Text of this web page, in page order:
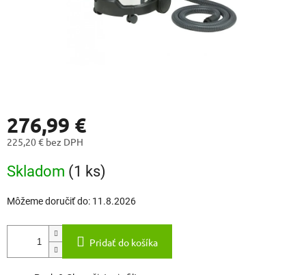
276,99 €
225,20 € bez DPH
cena:
Skladom (1 ks)
Môžeme doručiť do: 11.8.2026
Pridať do košíka